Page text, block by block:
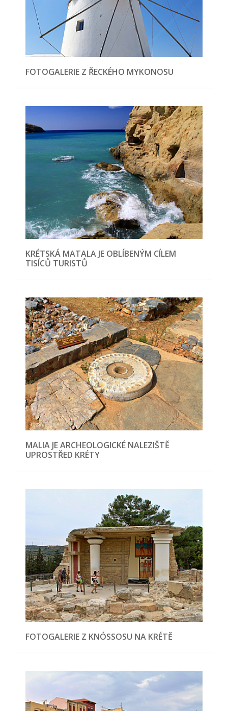
FOTOGALERIE Z ŘECKÉHO MYKONOSU
KRÉTSKÁ MATALA JE OBLÍBENÝM CÍLEM
TISÍCŮ TURISTŮ
MALIA JE ARCHEOLOGICKÉ NALEZIŠTĚ
UPROSTŘED KRÉTY
FOTOGALERIE Z KNÓSSOSU NA KRÉTĚ